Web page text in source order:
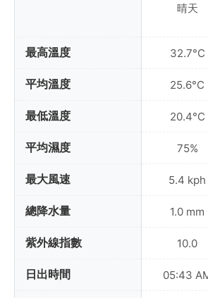
最高溫度
平均溫度
最低溫度
平均濕度
最大風速
總降水量
紫外線指數
日出時間
晴天
32.7°C
25.6°C
20.4°C
75%
5.4 kph
1.0 mm
10.0
05:43